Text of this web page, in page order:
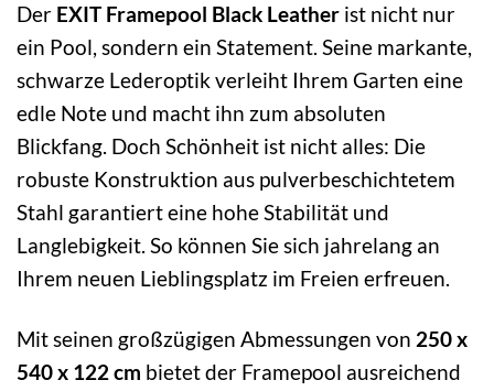
Der EXIT Framepool Black Leather ist nicht nur
ein Pool, sondern ein Statement. Seine markante,
schwarze Lederoptik verleiht Ihrem Garten eine
edle Note und macht ihn zum absoluten
Blickfang. Doch Schönheit ist nicht alles: Die
robuste Konstruktion aus pulverbeschichtetem
Stahl garantiert eine hohe Stabilität und
Langlebigkeit. So können Sie sich jahrelang an
Ihrem neuen Lieblingsplatz im Freien erfreuen.
Mit seinen großzügigen Abmessungen von 250 x
540 x 122 cm bietet der Framepool ausreichend